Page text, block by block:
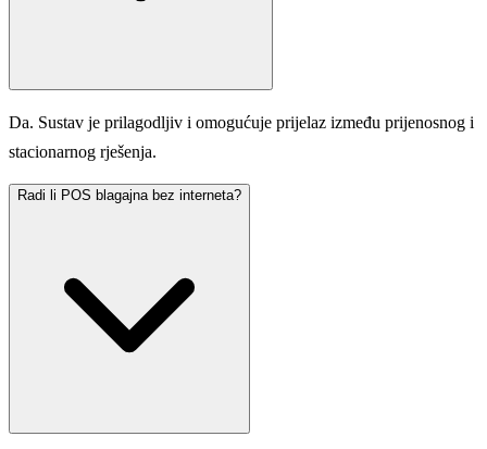
Da. Sustav je prilagodljiv i omogućuje prijelaz između prijenosnog i
stacionarnog rješenja.
Radi li POS blagajna bez interneta?